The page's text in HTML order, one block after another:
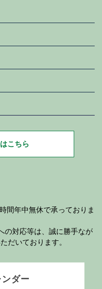
こちら
間年中無休で承っておりま
の対応等は、誠に勝手なが
だいております。
ダー